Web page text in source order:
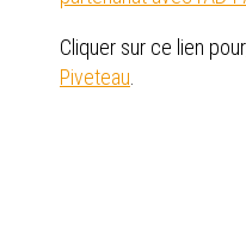
Cliquer sur ce lien pour
Piveteau